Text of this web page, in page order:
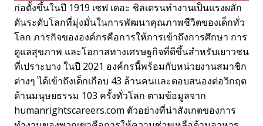
ก่อตั้งขึ้นในปี 1919 เซฟ เดอะ ชิลเดรนทำงานเป็นแรงผลัก
ดันระดับโลกที่มุ่งมั่นในการพัฒนาคุณภาพชีวิตของเด็กทั่ว
โลก ภารกิจขององค์กรคือการให้การเข้าถึงการศึกษา การ
ดูแลสุขภาพ และโอกาสทางเศรษฐกิจที่ดีขึ้นสำหรับเยาวชน
ที่เปราะบาง ในปี 2021 องค์กรนี้พร้อมกับหน่วยงานสมาชิก
ต่างๆ ได้เข้าถึงเด็กเกือบ 43 ล้านคนและตอบสนองต่อวิกฤต
ด้านมนุษยธรรม 103 ครั้งทั่วโลก ตามข้อมูลจาก
humanrightscareers.com ตัวอย่างที่น่าสังเกตของการ